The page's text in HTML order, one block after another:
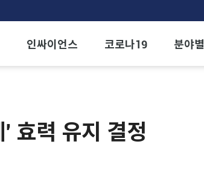
인싸이언스 코로나19 분야별
효력 유지 결정